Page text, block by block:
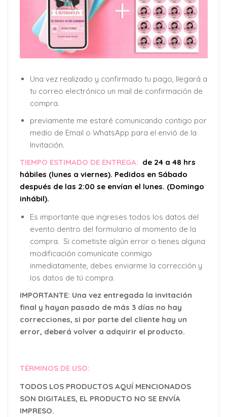
Una vez realizado y confirmado tu pago, llegará a
tu correo electrónico un mail de confirmación de
compra.
previamente me estaré comunicando contigo por
medio de Email o WhatsApp para el envió de la
Invitación.
TIEMPO ESTIMADO DE ENTREGA: de 24 a 48 hrs
hábiles (lunes a viernes). Pedidos en Sábado
después de las 2:00 se envían el lunes. (Domingo
inhábil).
Es importante que ingreses todos los datos del
evento dentro del formulario al momento de la
compra. Si cometiste algún error o tienes alguna
modificación comunícate conmigo
inmediatamente, debes enviarme la corrección y
los datos de tú compra.
IMPORTANTE: Una vez entregada la invitación
final y hayan pasado de más 3 días no hay
correcciones, si por parte del cliente hay un
error, deberá volver a adquirir el producto.
TÉRMINOS DE USO:
TODOS LOS PRODUCTOS AQUÍ MENCIONADOS
SON DIGITALES, EL PRODUCTO NO SE ENVÍA
IMPRESO.